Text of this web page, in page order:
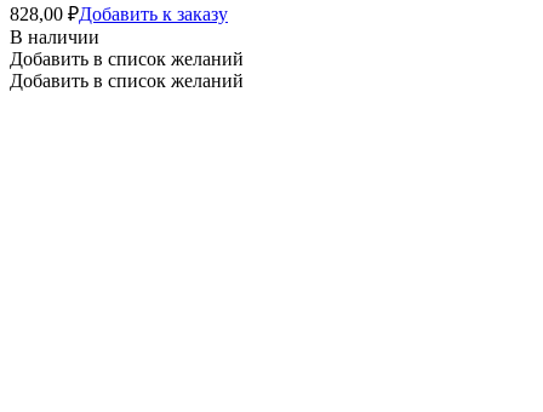
828,00 ₽Добавить к заказу
В наличии
Добавить в список желаний
Добавить в список желаний